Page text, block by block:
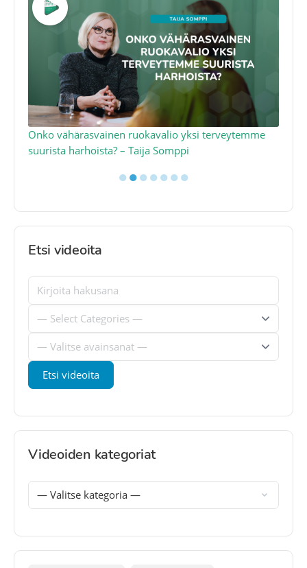
Onko vähärasvainen ruokavalio yksi terveytemme
suurista harhoista? – Taija Somppi
●●●●●●●
Etsi videoita
Videoiden kategoriat